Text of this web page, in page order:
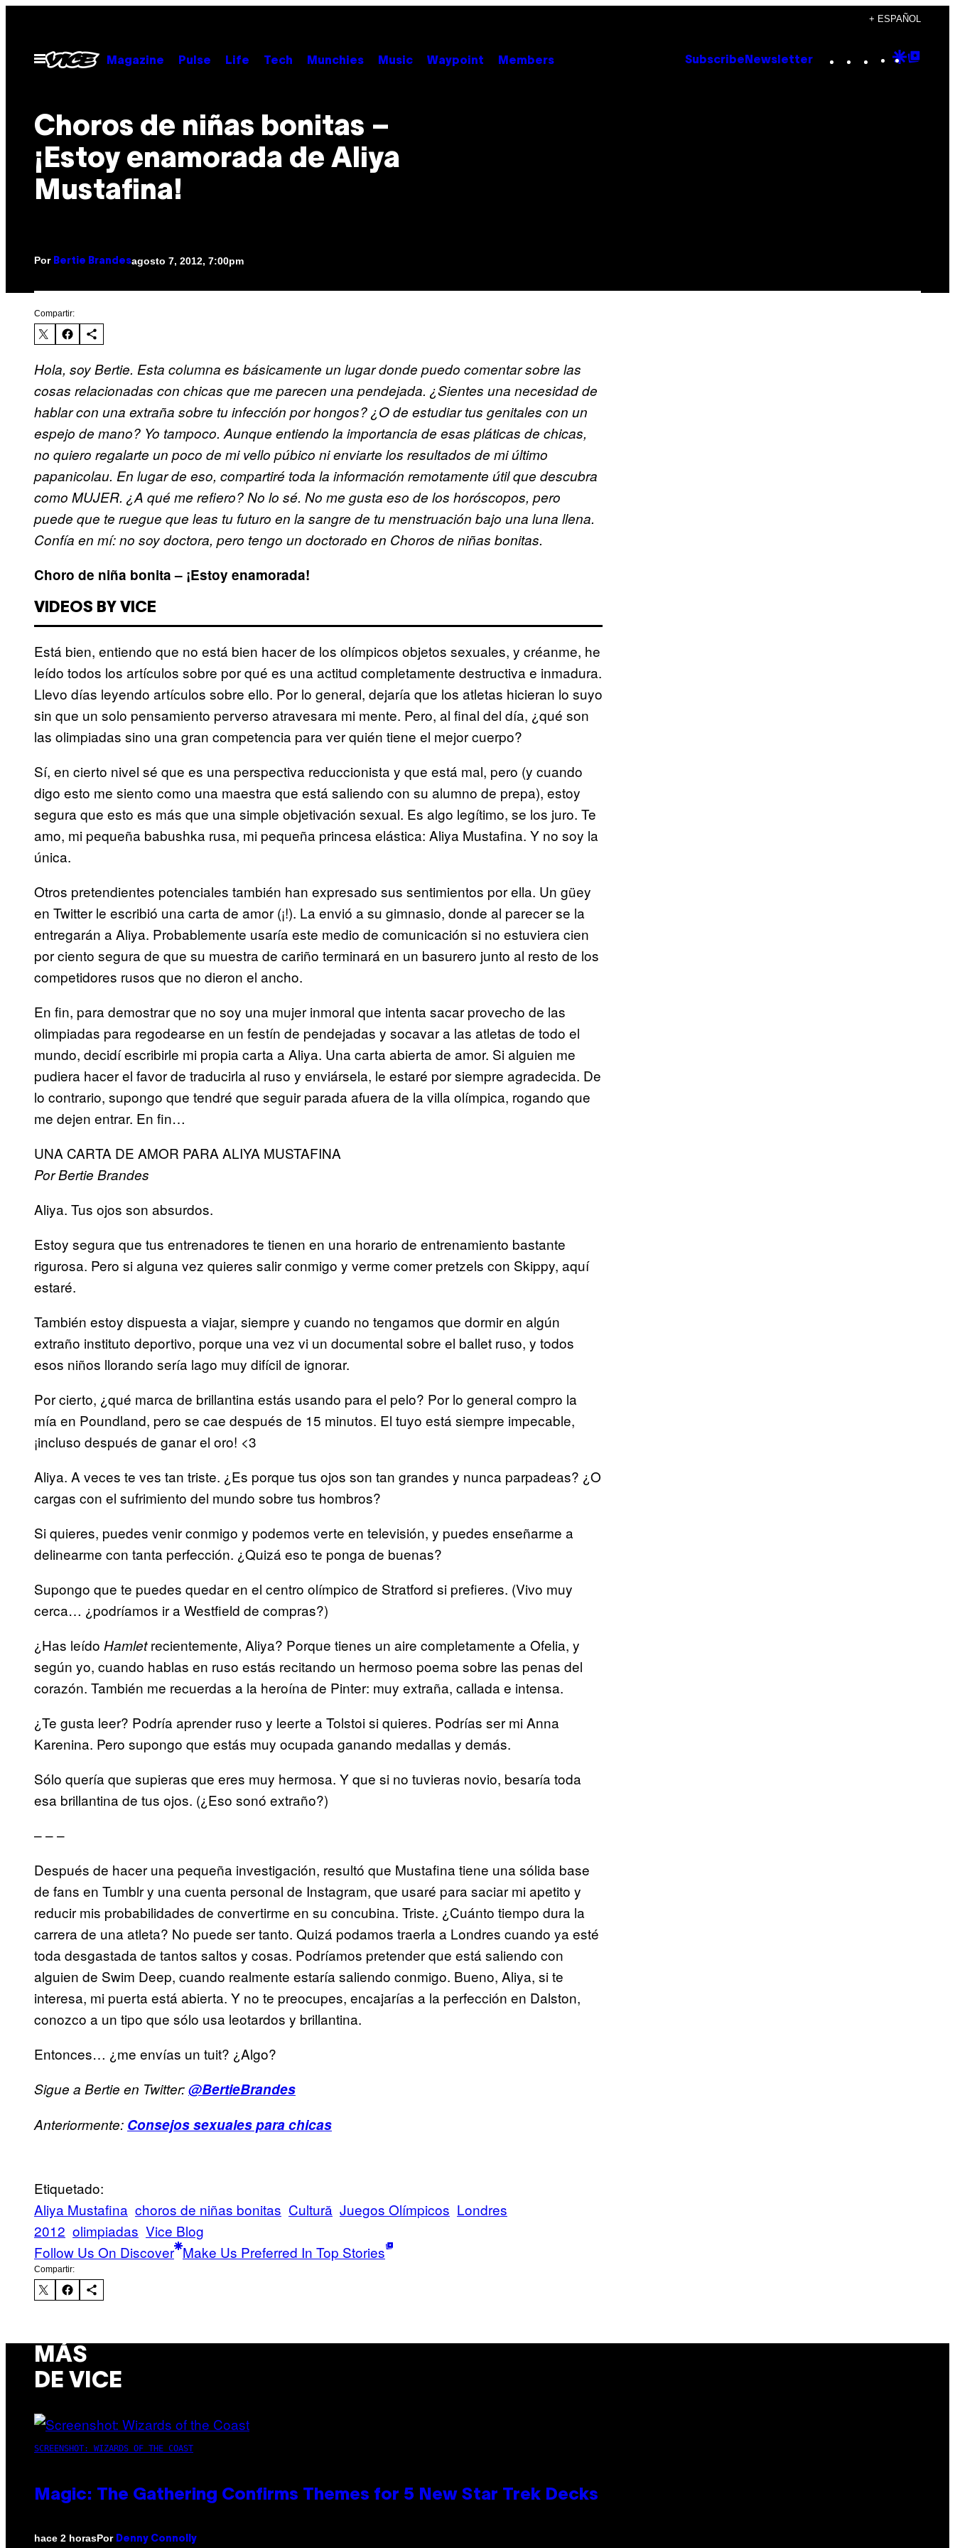
contenido
+ ESPAÑOL
Abrir
Menú
Magazine Pulse Life Tech Munchies Music Waypoint Members Subscribe Newsletter Instagram
TikTok
YouTube
Google
Choros de niñas bonitas –
¡Estoy enamorada de Aliya
Mustafina!
Por Bertie Brandesagosto 7, 2012, 7:00pm
Compartir:
Hola, soy Bertie. Esta columna es básicamente un lugar donde puedo comentar sobre las
cosas relacionadas con chicas que me parecen una pendejada. ¿Sientes una necesidad de
hablar con una extraña sobre tu infección por hongos? ¿O de estudiar tus genitales con un
espejo de mano? Yo tampoco. Aunque entiendo la importancia de esas pláticas de chicas,
no quiero regalarte un poco de mi vello púbico ni enviarte los resultados de mi último
papanicolau. En lugar de eso, compartiré toda la información remotamente útil que descubra
como MUJER. ¿A qué me refiero? No lo sé. No me gusta eso de los horóscopos, pero
puede que te ruegue que leas tu futuro en la sangre de tu menstruación bajo una luna llena.
Confía en mí: no soy doctora, pero tengo un doctorado en Choros de niñas bonitas.
Choro de niña bonita – ¡Estoy enamorada!
VIDEOS BY VICE
Está bien, entiendo que no está bien hacer de los olímpicos objetos sexuales, y créanme, he
leído todos los artículos sobre por qué es una actitud completamente destructiva e inmadura.
Llevo días leyendo artículos sobre ello. Por lo general, dejaría que los atletas hicieran lo suyo
sin que un solo pensamiento perverso atravesara mi mente. Pero, al final del día, ¿qué son
las olimpiadas sino una gran competencia para ver quién tiene el mejor cuerpo?
Sí, en cierto nivel sé que es una perspectiva reduccionista y que está mal, pero (y cuando
digo esto me siento como una maestra que está saliendo con su alumno de prepa), estoy
segura que esto es más que una simple objetivación sexual. Es algo legítimo, se los juro. Te
amo, mi pequeña babushka rusa, mi pequeña princesa elástica: Aliya Mustafina. Y no soy la
única.
Otros pretendientes potenciales también han expresado sus sentimientos por ella. Un güey
en Twitter le escribió una carta de amor (¡!). La envió a su gimnasio, donde al parecer se la
entregarán a Aliya. Probablemente usaría este medio de comunicación si no estuviera cien
por ciento segura de que su muestra de cariño terminará en un basurero junto al resto de los
competidores rusos que no dieron el ancho.
En fin, para demostrar que no soy una mujer inmoral que intenta sacar provecho de las
olimpiadas para regodearse en un festín de pendejadas y socavar a las atletas de todo el
mundo, decidí escribirle mi propia carta a Aliya. Una carta abierta de amor. Si alguien me
pudiera hacer el favor de traducirla al ruso y enviársela, le estaré por siempre agradecida. De
lo contrario, supongo que tendré que seguir parada afuera de la villa olímpica, rogando que
me dejen entrar. En fin…
UNA CARTA DE AMOR PARA ALIYA MUSTAFINA
Por Bertie Brandes
Aliya. Tus ojos son absurdos.
Estoy segura que tus entrenadores te tienen en una horario de entrenamiento bastante
rigurosa. Pero si alguna vez quieres salir conmigo y verme comer pretzels con Skippy, aquí
estaré.
También estoy dispuesta a viajar, siempre y cuando no tengamos que dormir en algún
extraño instituto deportivo, porque una vez vi un documental sobre el ballet ruso, y todos
esos niños llorando sería lago muy difícil de ignorar.
Por cierto, ¿qué marca de brillantina estás usando para el pelo? Por lo general compro la
mía en Poundland, pero se cae después de 15 minutos. El tuyo está siempre impecable,
¡incluso después de ganar el oro! <3
Aliya. A veces te ves tan triste. ¿Es porque tus ojos son tan grandes y nunca parpadeas? ¿O
cargas con el sufrimiento del mundo sobre tus hombros?
Si quieres, puedes venir conmigo y podemos verte en televisión, y puedes enseñarme a
delinearme con tanta perfección. ¿Quizá eso te ponga de buenas?
Supongo que te puedes quedar en el centro olímpico de Stratford si prefieres. (Vivo muy
cerca… ¿podríamos ir a Westfield de compras?)
¿Has leído Hamletrecientemente, Aliya? Porque tienes un aire completamente a Ofelia, y
según yo, cuando hablas en ruso estás recitando un hermoso poema sobre las penas del
corazón. También me recuerdas a la heroína de Pinter: muy extraña, callada e intensa.
¿Te gusta leer? Podría aprender ruso y leerte a Tolstoi si quieres. Podrías ser mi Anna
Karenina. Pero supongo que estás muy ocupada ganando medallas y demás.
Sólo quería que supieras que eres muy hermosa. Y que si no tuvieras novio, besaría toda
esa brillantina de tus ojos. (¿Eso sonó extraño?)
– – –
Después de hacer una pequeña investigación, resultó que Mustafina tiene una sólida base
de fans en Tumblr y una cuenta personal de Instagram, que usaré para saciar mi apetito y
reducir mis probabilidades de convertirme en su concubina. Triste. ¿Cuánto tiempo dura la
carrera de una atleta? No puede ser tanto. Quizá podamos traerla a Londres cuando ya esté
toda desgastada de tantos saltos y cosas. Podríamos pretender que está saliendo con
alguien de Swim Deep, cuando realmente estaría saliendo conmigo. Bueno, Aliya, si te
interesa, mi puerta está abierta. Y no te preocupes, encajarías a la perfección en Dalston,
conozco a un tipo que sólo usa leotardos y brillantina.
Entonces… ¿me envías un tuit? ¿Algo?
Sigue a Bertie en Twitter:@BertieBrandes
Anteriormente: Consejos sexuales para chicas
Etiquetado:
Aliya Mustafina choros de niñas bonitas Cultură Juegos Olímpicos Londres
2012 olimpiadas Vice Blog
Follow Us On Discover Make Us Preferred In Top Stories
Compartir:
MÁS
DE VICE
SCREENSHOT: WIZARDS OF THE COAST
Magic: The Gathering Confirms Themes for 5 New Star Trek Decks
hace 2 horasPor Denny Connolly